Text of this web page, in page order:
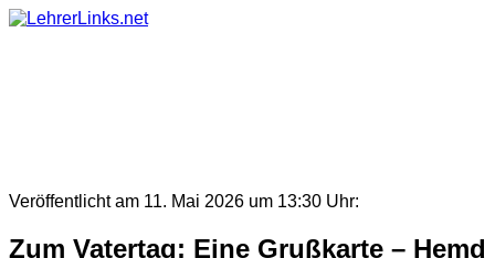
Skip
Veröffentlicht am 11. Mai 2026 um 13:30 Uhr:
Zum Vatertag: Eine Grußkarte – Hemd